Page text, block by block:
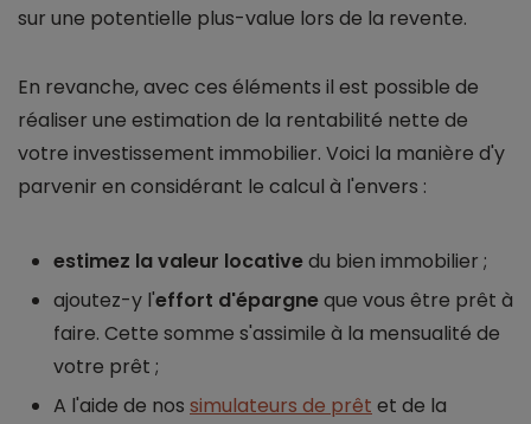
sur une potentielle plus-value lors de la revente.
En revanche, avec ces éléments il est possible de
réaliser une estimation de la rentabilité nette de
votre investissement immobilier. Voici la manière d'y
parvenir en considérant le calcul à l'envers :
estimez la valeur locativedu bien immobilier ;
ajoutez-y l'effort d'épargneque vous être prêt à
faire. Cette somme s'assimile à la mensualité de
votre prêt ;
A l'aide de nos simulateurs de prêt et de la